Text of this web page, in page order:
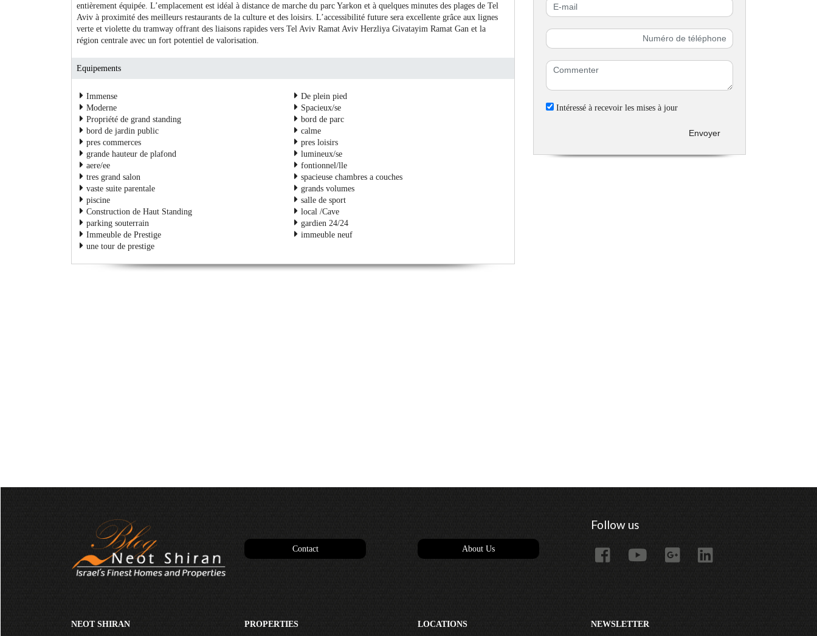
entièrement équipée. L’emplacement est idéal à distance de marche du parc Yarkon et à quelques minutes des plages de Tel
Aviv à proximité des meilleurs restaurants de la culture et des loisirs. L’accessibilité future sera excellente grâce aux lignes
verte et violette du tramway offrant des liaisons rapides vers Tel Aviv Ramat Aviv Herzliya Givatayim Ramat Gan et la
région centrale avec un fort potentiel de valorisation.
Equipements
Immense
De plein pied
Moderne
Spacieux/se
Propriété de grand standing
bord de parc
bord de jardin public
calme
pres commerces
pres loisirs
grande hauteur de plafond
lumineux/se
aere/ee
fontionnel/lle
tres grand salon
spacieuse chambres a couches
vaste suite parentale
grands volumes
piscine
salle de sport
Construction de Haut Standing
local /Cave
parking souterrain
gardien 24/24
Immeuble de Prestige
immeuble neuf
une tour de prestige
Intéressé à recevoir les mises à jour
Envoyer
Contact About Us
Follow us
NEOT SHIRAN PROPERTIES LOCATIONS NEWSLETTER